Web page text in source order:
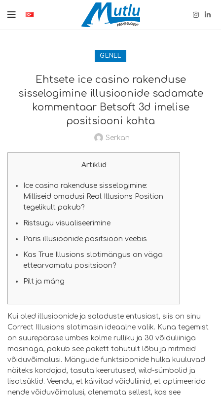
GENEL
Ehtsete ice casino rakenduse
sisselogimine illusioonide sadamate
kommentaar Betsoft 3d imelise
positsiooni kohta
Serkan
Artiklid
Ice casino rakenduse sisselogimine:
Milliseid omadusi Real Illusions Position
tegelikult pakub?
Ristsugu visualiseerimine
Päris illusioonide positsioon veebis
Kas True Illusions slotimängus on väga
ettearvamatu positsioon?
Pilt ja mäng
Kui oled illusioonide ja saladuste entusiast, siis on sinu
Correct Illusions slotimasin ideaalne valik. Kuna tegemist
on suurepärase umbes kolme rulliku ja 30 võiduliiniga
masinaga, pakub see pakett tohutult lõbu ja mitmeid
võiduvõimalusi. Mängude funktsioonide hulka kuuluvad
näiteks kordajad, tasuta keerutused, wild-sümbolid ja
lisatsüklid. Veendu, et käivitad võiduliinid, et optimeerida
nende võiduvõimalusi, olenemata sellest, kas see